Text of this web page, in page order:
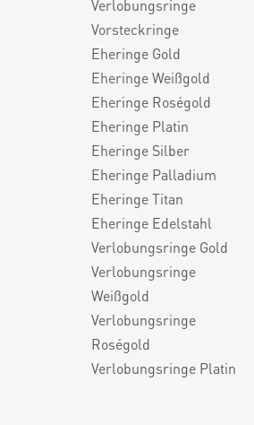
Verlobungsringe
Vorsteckringe
Eheringe Gold
Eheringe Weißgold
Eheringe Roségold
Eheringe Platin
Eheringe Silber
Eheringe Palladium
Eheringe Titan
Eheringe Edelstahl
Verlobungsringe Gold
Verlobungsringe
Weißgold
Verlobungsringe
Roségold
Verlobungsringe Platin